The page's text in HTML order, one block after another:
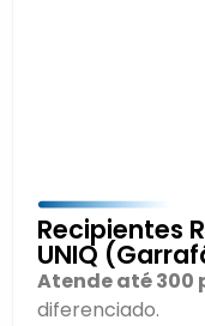
Recipientes
UNIQ
Atende até 300
diferenciado.